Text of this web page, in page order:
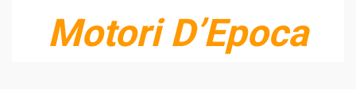
Motori D’Epoca